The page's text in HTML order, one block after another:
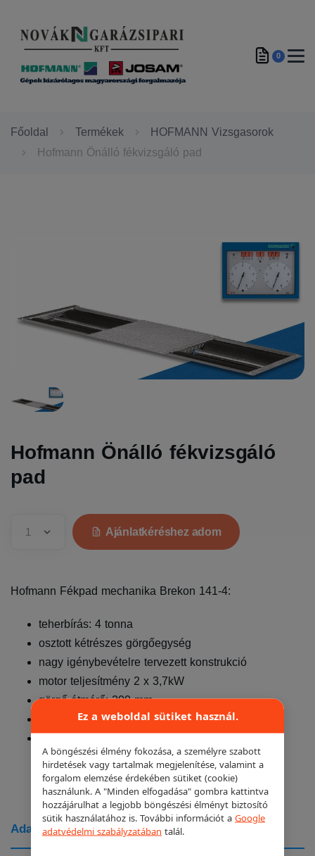
0
Főoldal Termékek
HOFMANN Vizsgasorok
Hofmann Önálló fékvizsgáló pad
Hofmann Önálló fékvizsgáló
pad
Ajánlatkéréshez adom
Hofmann Fékpad mechanika Brekon 141-4:
teherbírás: 4 tonna
osztott kétrészes görgőegység
nagy igénybevételre tervezett konstrukció
motor teljesítmény 2 x 3,7kW
görgő átmérő: 200 mm
futógörgő felülete: speciális fékpad bevonat
Adatok
Ez a weboldal sütiket használ.
A böngészési élmény fokozása, a személyre szabott
hirdetések vagy tartalmak megjelenítése, valamint a
forgalom elemzése érdekében sütiket (cookie)
használunk. A "Minden elfogadása" gombra kattintva
hozzájárulhat a legjobb böngészési élményt biztosító
sütik használatához is. További információt a Google
adatvédelmi szabályzatában talál.